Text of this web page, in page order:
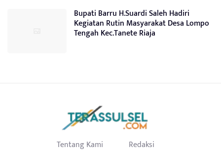
Bupati Barru H.Suardi Saleh Hadiri
Kegiatan Rutin Masyarakat Desa Lompo
Tengah Kec.Tanete Riaja
Tentang Kami
Redaksi